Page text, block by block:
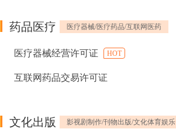
药品医疗 医疗器械/医疗药品/互联网医药
医疗器械经营许可证 HOT
互联网药品交易许可证
文化出版 影视剧制作/刊物出版/文化体育娱乐